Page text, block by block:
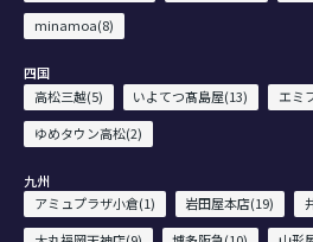
minamoa(8)
四国
高松三越(5)
いよてつ髙島屋(13)
エミ
ゆめタウン高松(2)
九州
アミュプラザ小倉(1)
岩田屋本店(19)